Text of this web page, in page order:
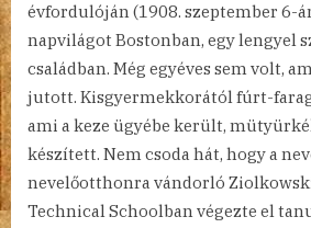
évfordulóján (1908. szeptember 6-
napvilágot Bostonban, egy lengyel
családban. Még egyéves sem volt,
jutott. Kisgyermekkorától fúrt-
ami a keze ügyébe került,
készített. Nem csoda hát, hogy a
nevelőotthonra vándorló
Technical Schoolban végezte el